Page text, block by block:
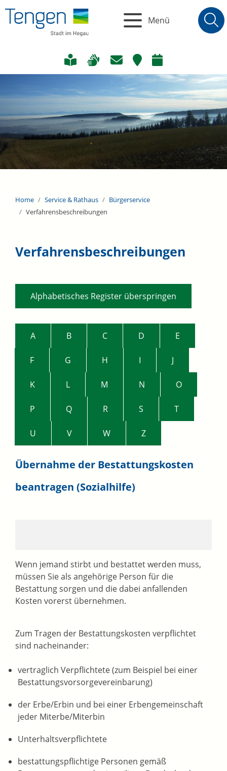
Menü
Home Service & Rathaus
Bürgerservice
Verfahrensbeschreibungen
Verfahrensbeschreibungen
Alphabetisches Register überspringen
A B C D E
F G H I J
K L M N O
P Q R S T
U V W Z
Übernahme der Bestattungskosten
beantragen (Sozialhilfe)
Wenn jemand stirbt und bestattet werden muss,
müssen Sie als angehörige Person für die
Bestattung sorgen und die dabei anfallenden
Kosten vorerst übernehmen.
Zum Tragen der Bestattungskosten verpflichtet
sind nacheinander:
vertraglich Verpflichtete (zum Beispiel bei einer
Bestattungsvorsorgevereinbarung)
der Erbe/Erbin und bei einer Erbengemeinschaft
jeder Miterbe/Miterbin
Unterhaltsverpflichtete
bestattungspflichtige Personen gemäß